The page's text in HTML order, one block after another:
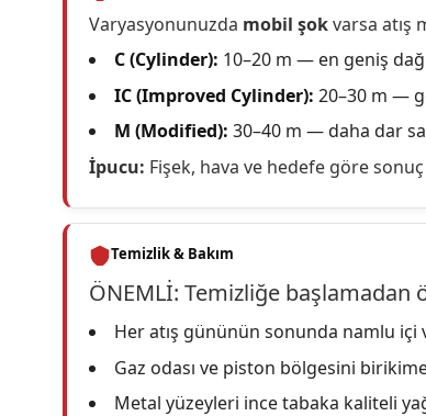
Varyasyonunuzda mobil şokvarsa atış
C (Cylinder): 10–20 m — en geniş
IC (Improved Cylinder): 20–30 m —
M (Modified): 30–40 m — daha dar
İpucu: Fişek, hava ve hedefe göre
Temizlik & Bakım
ÖNEMLİ: Temizliğe başlamadan
Her atış gününün sonunda namlu içi
Gaz odası ve piston bölgesini
Metal yüzeyleri ince tabaka kaliteli